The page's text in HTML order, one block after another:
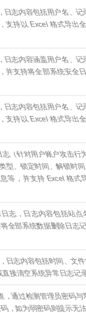
内容包括用户名、记录
以 Excel 格式导出全部
内容涵盖用户名、记录
持将全部系统安全日志
内容包括用户名、记录
以 Excel 格式导出全部
针对用户账户攻击行为
、锁定时间、解锁时间、
并支持 Excel 格式导出
，日志内容包括站点名
部系统数据删除日志记录
内容包括时间、文件大
清空系统异常日志记录。
过检测管理员密码与常
如为弱密码则提示无法通